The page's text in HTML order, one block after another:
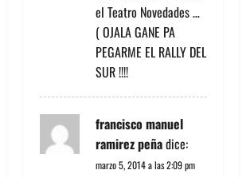
el Teatro Novedades …
( OJALA GANE PA
PEGARME EL RALLY DEL
SUR !!!!
francisco manuel
ramirez peñadice:
marzo 5, 2014 a las 2:09 pm